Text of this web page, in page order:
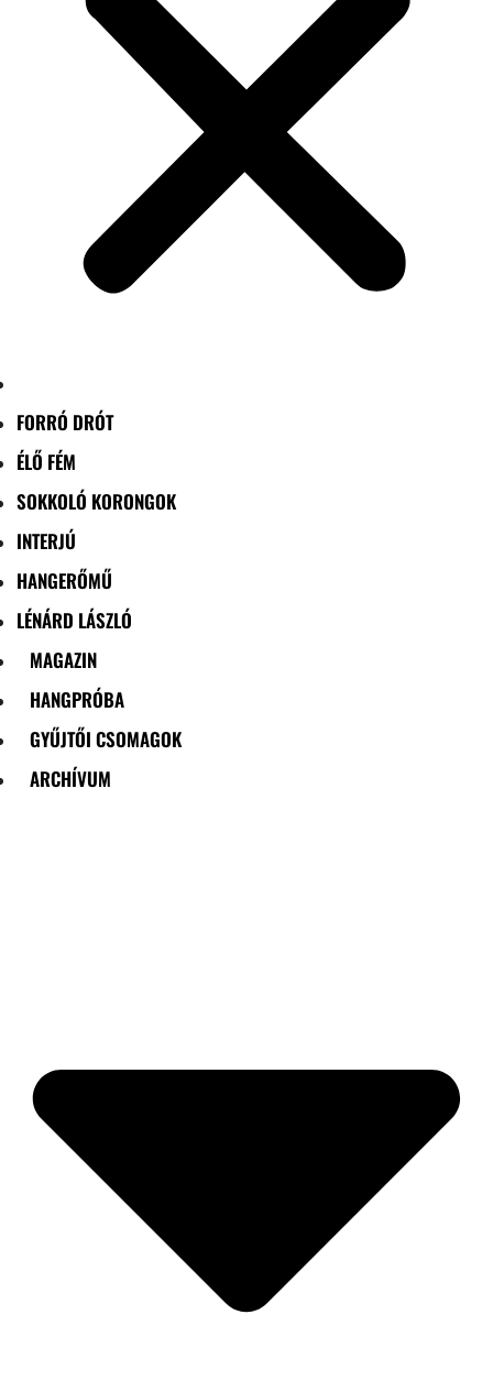
FORRÓ DRÓT
ÉLŐ FÉM
SOKKOLÓ KORONGOK
INTERJÚ
HANGERŐMŰ
LÉNÁRD LÁSZLÓ
MAGAZIN
HANGPRÓBA
GYŰJTŐI CSOMAGOK
ARCHÍVUM